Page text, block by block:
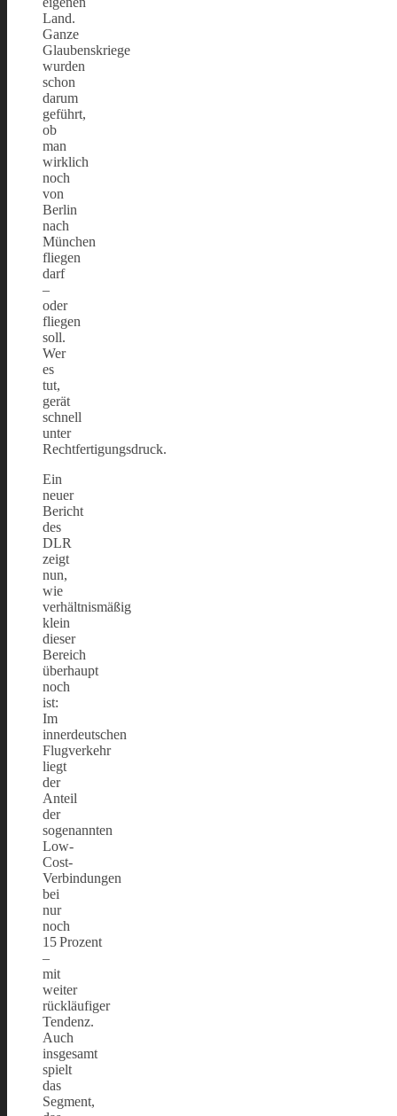
Land.
Ganze
Glaubenskriege
wurden
schon
darum
geführt,
ob
man
wirklich
noch
von
Berlin
nach
München
fliegen
darf
–
oder
fliegen
soll.
Wer
es
tut,
gerät
schnell
unter
Rechtfertigungsdruck.
Ein
neuer
Bericht
des
DLR
zeigt
nun,
wie
verhältnismäßig
klein
dieser
Bereich
überhaupt
noch
ist:
Im
innerdeutschen
Flugverkehr
liegt
der
Anteil
der
sogenannten
Low-
Cost-
Verbindungen
bei
nur
noch
15 Prozent
–
mit
weiter
rückläufiger
Tendenz.
Auch
insgesamt
spielt
das
Segment,